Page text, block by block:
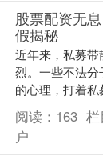
股票配资无
假揭秘
近年来，私募
烈。一些不法
的心理，打着
饵，吸引散户参
的私募往往是披
阅读： 163 栏
户